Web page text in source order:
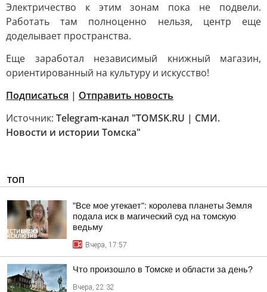
Электричество к этим зонам пока не подвели.
Работать там полноценно нельзя, центр еще
доделывает пространства.
Еще заработал независимый книжный магазин,
ориентированный на культуру и искусство!
Подписаться | Отправить новость
Источник: Telegram-канал "TOMSK.RU | СМИ.
Новости и истории Томска"
ТОП
"Все мое утекает": королева планеты Земля
подала иск в магический суд на томскую
ведьму
Вчера, 17:57
Что произошло в Томске и области за день?
Вчера, 22:32